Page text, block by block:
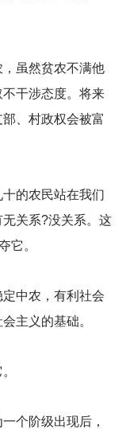
虽然贫农不满他
干涉态度。将来
、村政权会被富
的农民站在我们
关系?没关系。这
它。
中农，有利社会
主义的基础。
个阶级出现后，